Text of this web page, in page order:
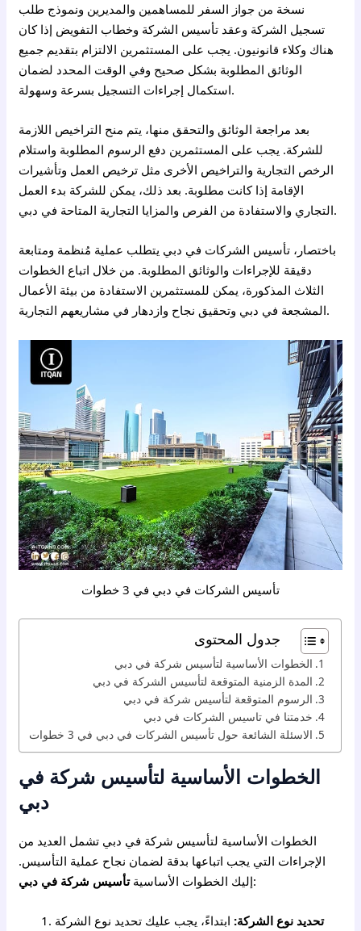
نسخة من جواز السفر للمساهمين والمديرين ونموذج طلب
تسجيل الشركة وعقد تأسيس الشركة وخطاب التفويض إذا كان
هناك وكلاء قانونيون. يجب على المستثمرين الالتزام بتقديم جميع
الوثائق المطلوبة بشكل صحيح وفي الوقت المحدد لضمان
استكمال إجراءات التسجيل بسرعة وسهولة.
بعد مراجعة الوثائق والتحقق منها، يتم منح التراخيص اللازمة
للشركة. يجب على المستثمرين دفع الرسوم المطلوبة واستلام
الرخص التجارية والتراخيص الأخرى مثل ترخيص العمل وتأشيرات
الإقامة إذا كانت مطلوبة. بعد ذلك، يمكن للشركة بدء العمل
التجاري والاستفادة من الفرص والمزايا التجارية المتاحة في دبي.
باختصار، تأسيس الشركات في دبي يتطلب عملية مُنظمة ومتابعة
دقيقة للإجراءات والوثائق المطلوبة. من خلال اتباع الخطوات
الثلاث المذكورة، يمكن للمستثمرين الاستفادة من بيئة الأعمال
المشجعة في دبي وتحقيق نجاح وازدهار في مشاريعهم التجارية.
تأسيس الشركات في دبي في 3 خطوات
جدول المحتوى
الخطوات الأساسية لتأسيس شركة في دبي
المدة الزمنية المتوقعة لتأسيس الشركة في دبي
الرسوم المتوقعة لتأسيس شركة في دبي
خدمتنا في تاسيس الشركات في دبي
الاسئلة الشائعة حول تأسيس الشركات في دبي في 3 خطوات
الخطوات الأساسية لتأسيس شركة في
دبي
الخطوات الأساسية لتأسيس شركة في دبي تشمل العديد من
الإجراءات التي يجب اتباعها بدقة لضمان نجاح عملية التأسيس.
إليك الخطوات الأساسيةتأسيس شركة في دبي :
تحديد نوع الشركة: ابتداءً، يجب عليك تحديد نوع الشركة